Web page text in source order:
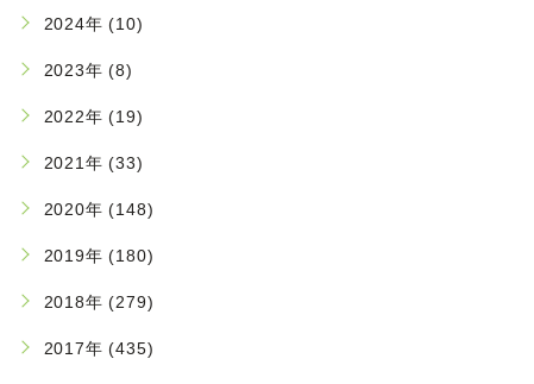
2024年 (10)
2023年 (8)
2022年 (19)
2021年 (33)
2020年 (148)
2019年 (180)
2018年 (279)
2017年 (435)